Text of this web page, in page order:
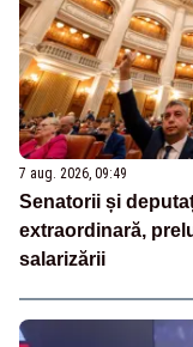
7 aug. 2026, 09:49
Senatorii și
extraordinară,
salarizării